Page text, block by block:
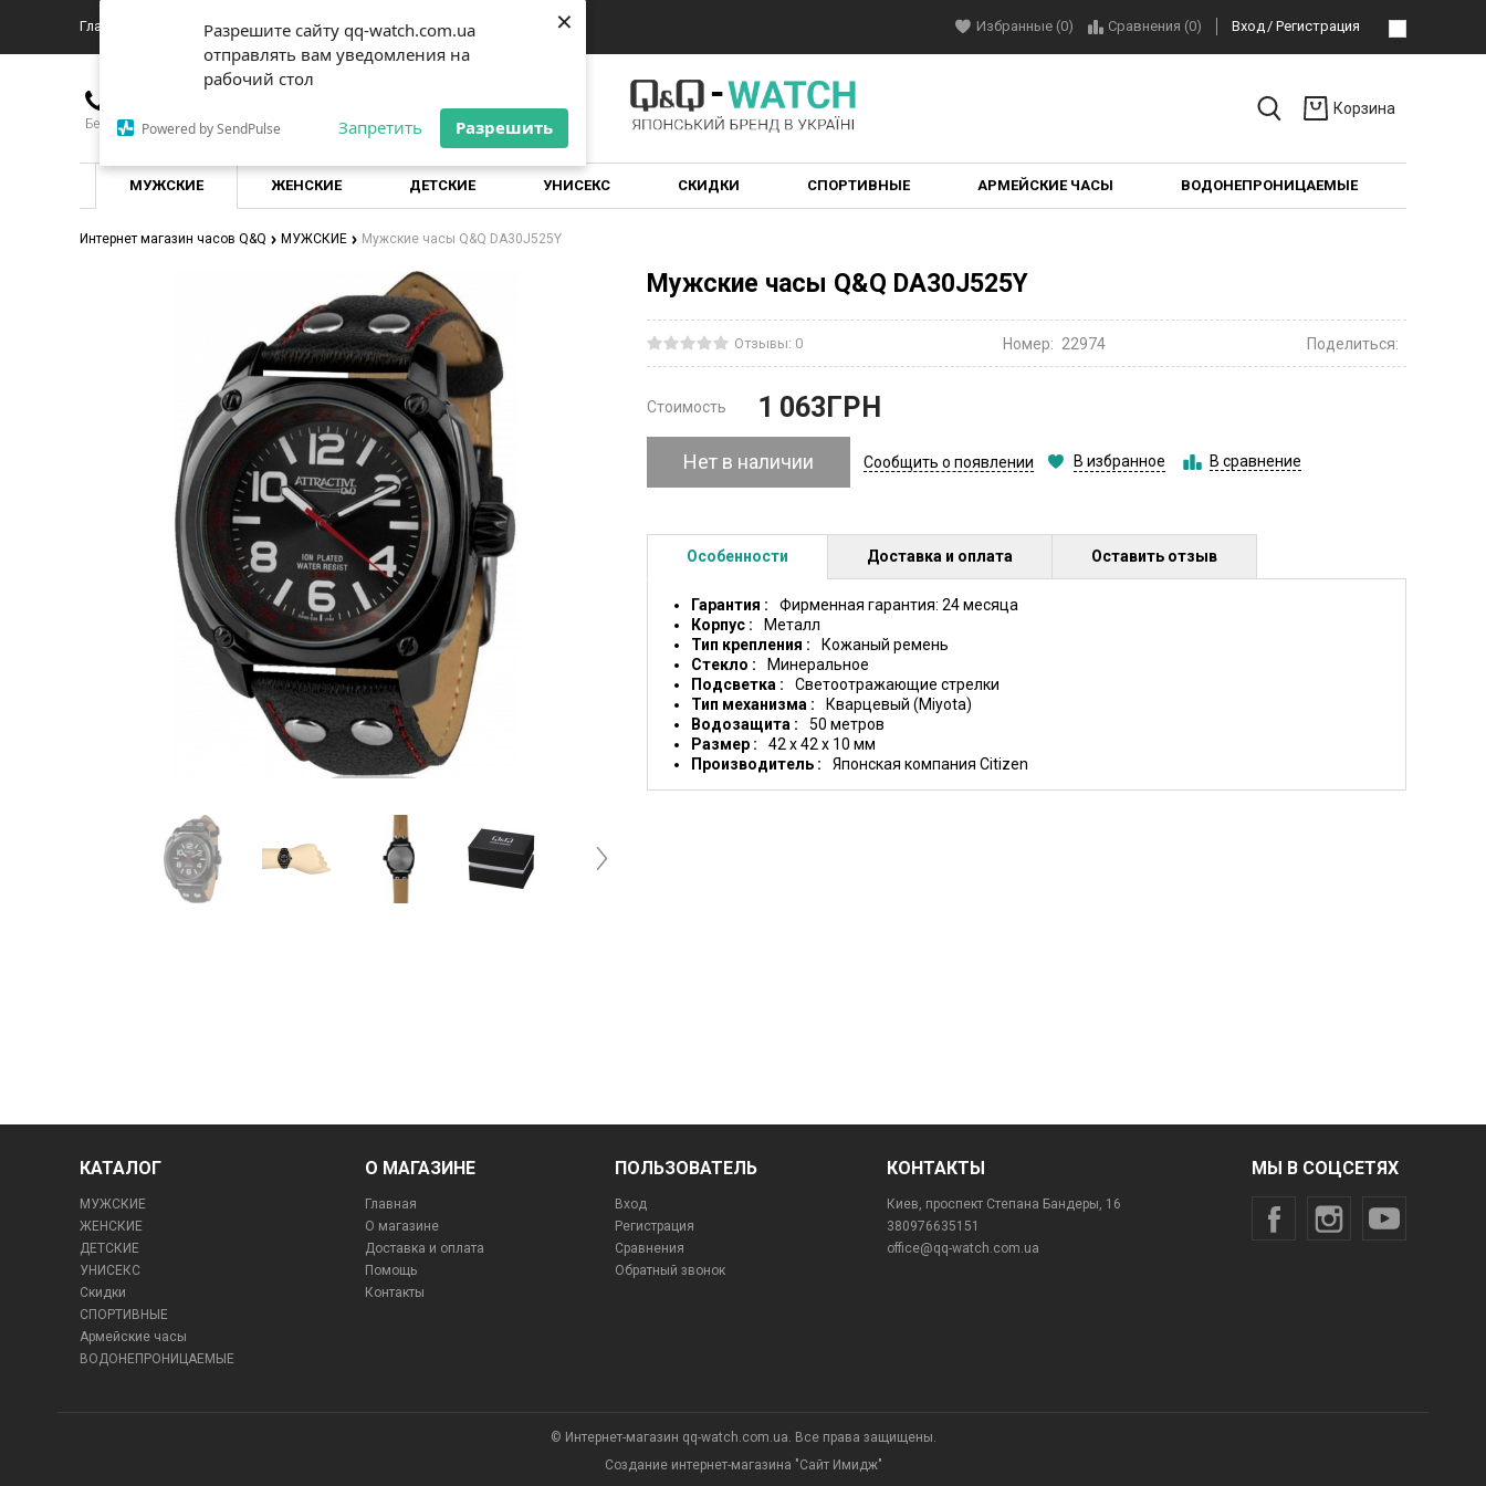
Разрешите сайту qq-watch.com.ua
отправлять вам уведомления на
рабочий стол
Powered by SendPulse Запретить Разрешить
×
Разрешите сайту qq-watch.com.ua
отправлять вам уведомления на
рабочий стол
Powered by SendPulse Запретить Разрешить
×
Главная О магазине Доставка и оплата Новости Избранные (0) Сравнения (0) Вход Регистрация
Бесплатно для всех операторов по Украине
Корзина
МУЖСКИЕ ЖЕНСКИЕ ДЕТСКИЕ УНИСЕКС СКИДКИ СПОРТИВНЫЕ АРМЕЙСКИЕ ЧАСЫ ВОДОНЕПРОНИЦАЕМЫЕ
Интернет магазин часов Q&Q МУЖСКИЕ Мужские часы Q&Q DA30J525Y
Мужские часы Q&Q DA30J525Y
Отзывы: 0 Номер: 22974 Поделиться:
Стоимость 1 063 ГРН
Нет в наличии Сообщить о появлении В избранное В сравнение
Особенности Доставка и оплата Оставить отзыв
Гарантия
Фирменная гарантия: 24 месяца
Корпус
Металл
Тип крепления
Кожаный ремень
Стекло
Минеральное
Подсветка
Светоотражающие стрелки
Тип механизма
Кварцевый (Miyota)
Водозащита
50 метров
Размер
42 x 42 x 10 мм
Производитель
Японская компания Citizen
КАТАЛОГ
МУЖСКИЕ
ЖЕНСКИЕ
ДЕТСКИЕ
УНИСЕКС
Скидки
СПОРТИВНЫЕ
Армейские часы
ВОДОНЕПРОНИЦАЕМЫЕ
О МАГАЗИНЕ
Главная
О магазине
Доставка и оплата
Помощь
Контакты
ПОЛЬЗОВАТЕЛЬ
Вход
Регистрация
Сравнения
Обратный звонок
КОНТАКТЫ
Киев, проспект Степана Бандеры, 16
380976635151
office@qq-watch.com.ua
МЫ В СОЦСЕТЯХ
© Интернет-магазин qq-watch.com.ua. Все права защищены.
Создание интернет-магазина "Сайт Имидж"